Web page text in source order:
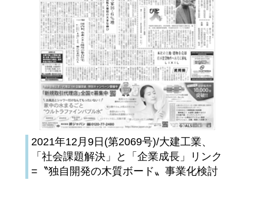
2021年12月9日(第2069号)/大建工業、
「社会課題解決」と「企業成長」リンク
=〝独自開発の木質ボード〟事業化検討